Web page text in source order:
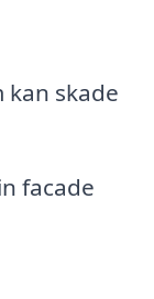
kan skade
facade